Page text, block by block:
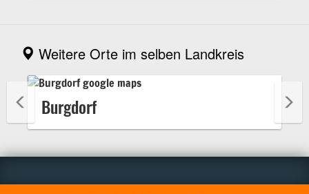
Weitere Orte im selben Landkreis
Burgdorf